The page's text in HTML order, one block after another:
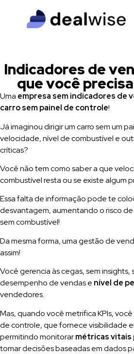
Indicadores de
que você
Uma empresa sem indicadores de
carro sem painel de controle!
Já imaginou dirigir um carro sem um
velocidade, nível de combustível e
críticas?
Você não tem como saber a que
combustível resta ou se existe algum
Essa falta de informação pode te
desvantagem, aumentando o risco
sem combustível!
Da mesma forma, uma gestão de
assim!
Você gerencia às cegas, sem
desempenho de vendas e nível de
vendedores.
Mas, quando você metrifica KPIs,
de controle, que fornece visibilidade
permitindo monitorarmétricas vitais
tomar decisões baseadas em dados